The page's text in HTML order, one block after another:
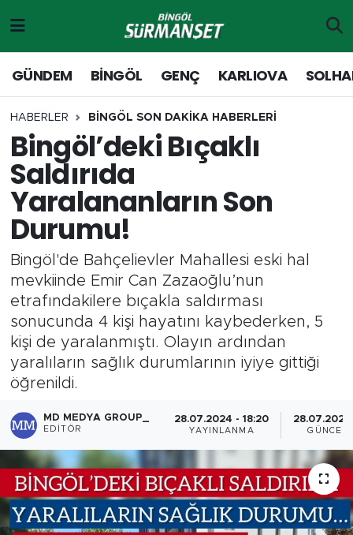
GÜNDEM BİNGÖL GENÇ KARLIOVA
HABERLER BİNGÖL SON DAKİKA HABERLERİ
Bingöl’deki Bıçaklı
Saldırıda
Yaralananların Son
Durumu!
Bingöl'de Bahçelievler Mahallesi eski hal
mevkiinde Emir Can Zazaoğlu’nun
etrafındakilere bıçakla saldırması
sonucunda 4 kişi hayatını kaybederken, 5
kişi de yaralanmıştı. Olayın ardından
yaralıların sağlık durumlarının iyiye gittiği
öğrenildi.
MD MEDYA GROUP_
EDITÖR
28.07.2024 - 18:20
YAYINLANMA
28.07.2024
Genç
Solhan
Karlıova
Adaklı-Kiğı
Yayladere-Yedisu
MD Prestij Dergisi
Siyaset
Spor
Yaşam
Sağlık
Eğitim
Merkez Hava Durumu
Merkez Trafik Yoğunluk Haritası
Süper Lig Puan Durumu ve Fikstür
Tüm Manşetler
Son Dakika Haberleri
Haber Arşivi